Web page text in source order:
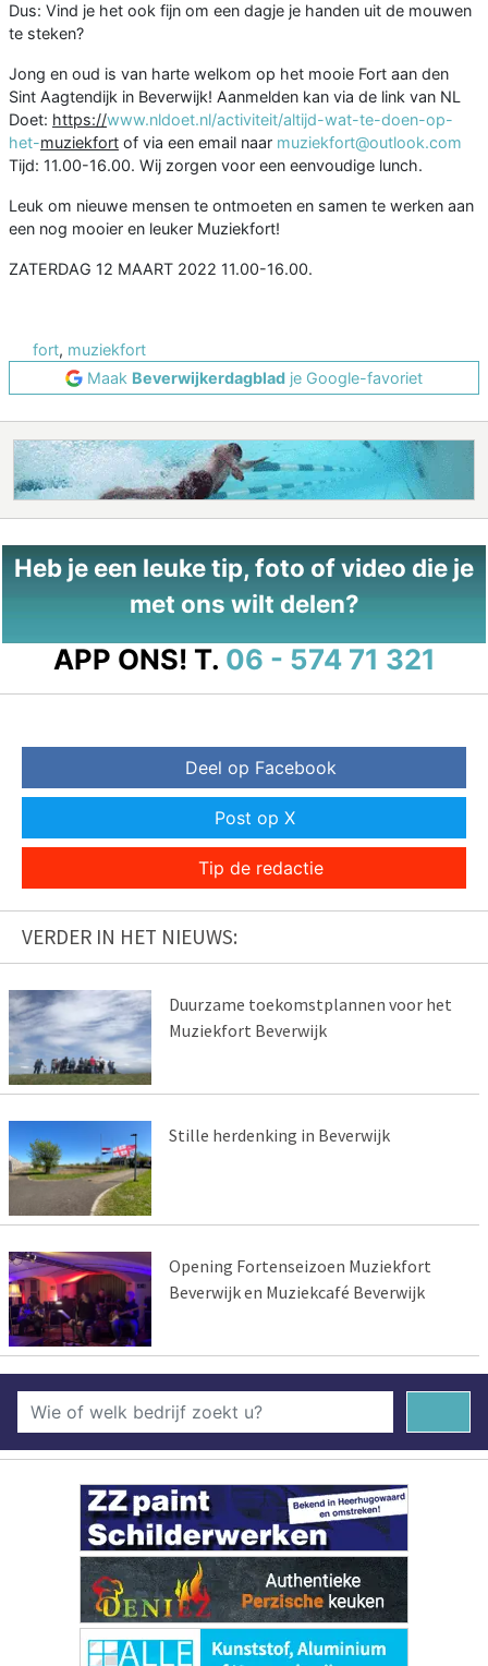
Dus: Vind je het ook fijn om een dagje je handen uit de mouwen
te steken?
Jong en oud is van harte welkom op het mooie Fort aan den
Sint Aagtendijk in Beverwijk! Aanmelden kan via de link van NL
Doet: https://www.nldoet.nl/activiteit/altijd-wat-te-doen-op-
het-muziekfort of via een email naar muziekfort@outlook.com
Tijd: 11.00-16.00. Wij zorgen voor een eenvoudige lunch.
Leuk om nieuwe mensen te ontmoeten en samen te werken aan
een nog mooier en leuker Muziekfort!
ZATERDAG 12 MAART 2022 11.00-16.00.
fort, muziekfort
Maak Beverwijkerdagblad je Google-favoriet
Heb je een leuke tip, foto of video die je
met ons wilt delen?
APP ONS! T. 06 - 574 71 321
Deel op Facebook
Post op X
Tip de redactie
VERDER IN HET NIEUWS:
Duurzame toekomstplannen voor het
Muziekfort Beverwijk
Stille herdenking in Beverwijk
Opening Fortenseizoen Muziekfort
Beverwijk en Muziekcafé Beverwijk